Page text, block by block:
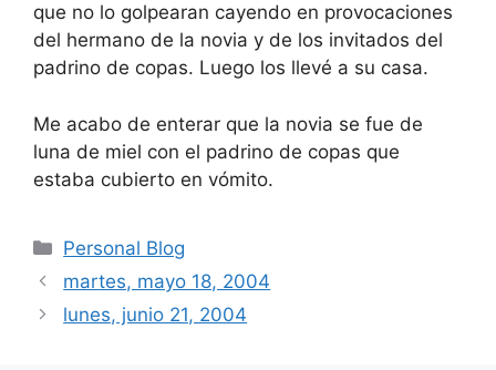
que no lo golpearan cayendo en provocaciones
del hermano de la novia y de los invitados del
padrino de copas. Luego los llevé a su casa.
Me acabo de enterar que la novia se fue de
luna de miel con el padrino de copas que
estaba cubierto en vómito.
Categorías
Personal Blog
martes, mayo 18, 2004
lunes, junio 21, 2004